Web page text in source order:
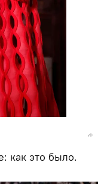
как это было.